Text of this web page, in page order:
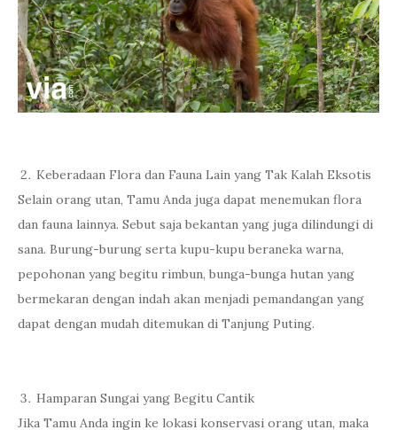
Keberadaan Flora dan Fauna Lain yang Tak Kalah Eksotis
Selain orang utan, Tamu Anda juga dapat menemukan flora
dan fauna lainnya. Sebut saja bekantan yang juga dilindungi di
sana. Burung-burung serta kupu-kupu beraneka warna,
pepohonan yang begitu rimbun, bunga-bunga hutan yang
bermekaran dengan indah akan menjadi pemandangan yang
dapat dengan mudah ditemukan di Tanjung Puting.
Hamparan Sungai yang Begitu Cantik
Jika Tamu Anda ingin ke lokasi konservasi orang utan, maka